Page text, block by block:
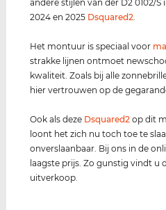
andere stijlen van der D2 0102/
2024 en 2025 Dsquared2
Het montuur is speciaal voor
strakke lijnen ontmoet
kwaliteit. Zoals bij alle
hier vertrouwen op de
Ook als deze Dsquared2 op dit
loont het zich nu toch toe te
onverslaanbaar. Bij ons in de
laagste prijs. Zo gunstig vindt u
uitverkoop.